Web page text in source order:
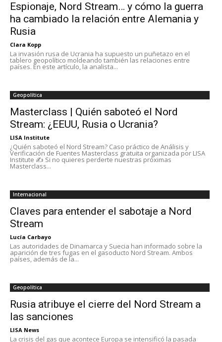
Espionaje, Nord Stream… y cómo la guerra
ha cambiado la relación entre Alemania y
Rusia
Clara Kopp
La invasión rusa de Ucrania ha supuesto un puñetazo en el
tablero geopolítico moldeando también las relaciones entre
países. En este artículo, la analista...
Geopolítica
Masterclass | Quién saboteó el Nord
Stream: ¿EEUU, Rusia o Ucrania?
LISA Institute
¿Quién saboteó el Nord Stream? Caso práctico de Análisis y
Verificación de Fuentes Masterclass gratuita organizada por LISA
Institute ✍️ Si no quieres perderte nuestras próximas
Masterclass...
Internacional
Claves para entender el sabotaje a Nord
Stream
Lucía Carbayo
Las autoridades de Dinamarca y Suecia han informado sobre la
aparición de tres fugas en el gasoducto Nord Stream. Ambos
países, además de la...
Geopolítica
Rusia atribuye el cierre del Nord Stream a
las sanciones
LISA News
La crisis del gas que acontece Europa se intensificó la pasada